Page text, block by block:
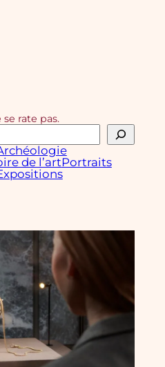
rate pas.
de l’artPortraits